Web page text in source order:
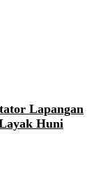
Lapangan
Huni